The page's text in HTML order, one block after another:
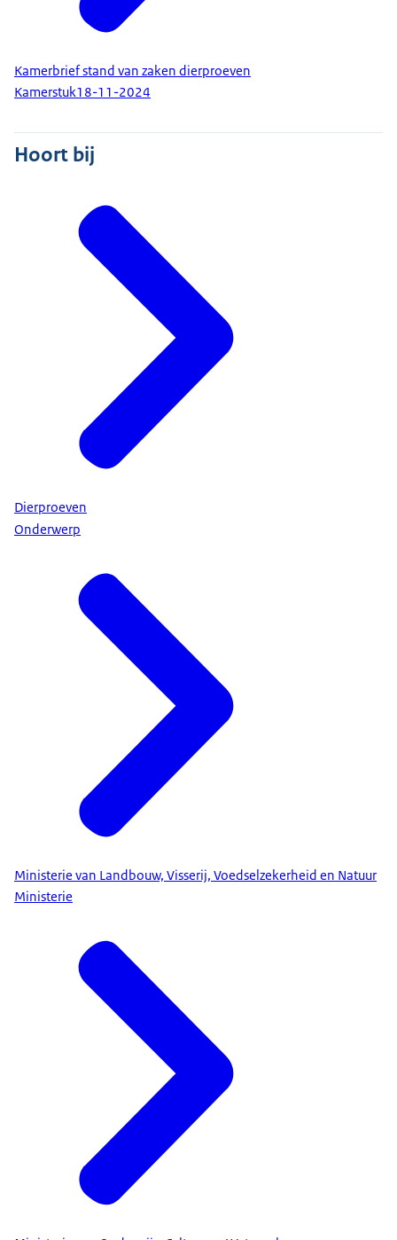
Kamerbrief stand van zaken dierproeven
Kamerstuk18-11-2024
Hoort bij
Dierproeven
Onderwerp
Ministerie van Landbouw, Visserij, Voedselzekerheid en Natuur
Ministerie